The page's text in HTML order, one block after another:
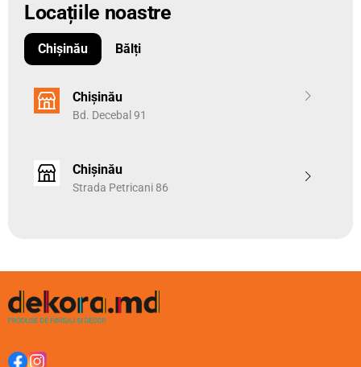
Locațiile noastre
Chișinău Bălți
Chișinău
Bd. Decebal 91
Chișinău
Strada Petricani 86